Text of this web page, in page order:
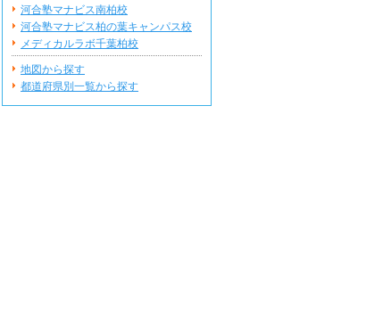
河合塾マナビス南柏校
河合塾マナビス柏の葉キャンパス校
メディカルラボ千葉柏校
地図から探す
都道府県別一覧から探す